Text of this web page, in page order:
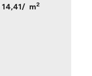
14,41/ m2